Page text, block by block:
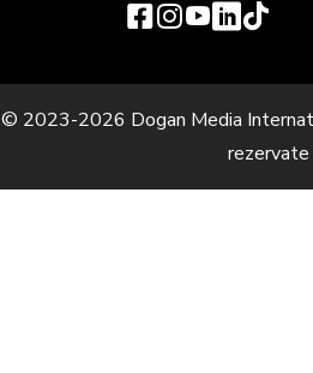
© 2023-2026 Dogan Media
rezervate